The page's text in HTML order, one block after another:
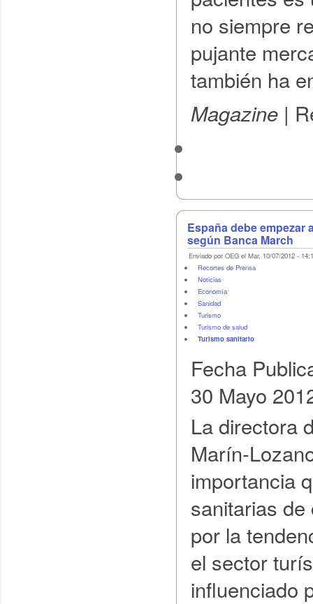
no siempre
pujante
también ha
Magazine |
España debe
según Banca March
Enviado por OEG el Mar, 10/07/2012 -
Recortes de Prensa
Noticias
Economí­a
Sanidad
Turismo
Turismo de salud
Turismo sanitario
Fecha
30 Mayo
La directora
Marín-
importancia
sanitarias
por la
el sector
influenciado